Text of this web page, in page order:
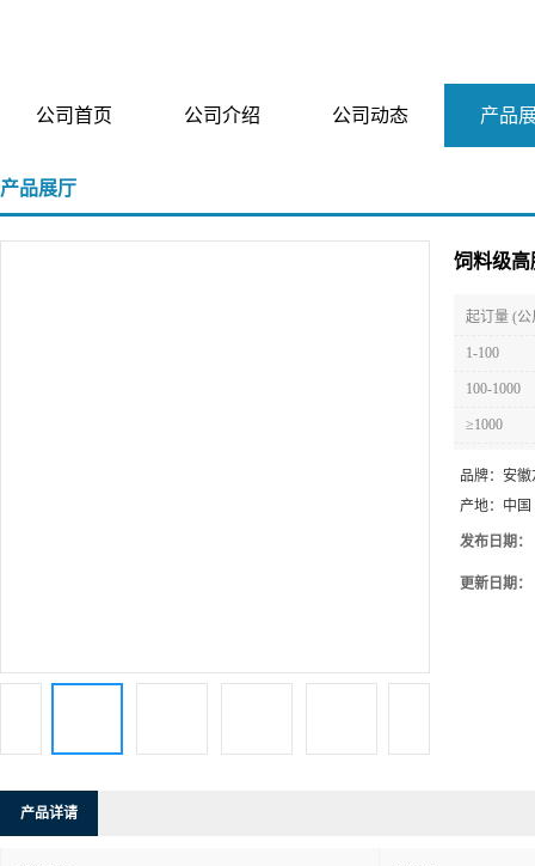
公司首页 公司介绍 公司动态 产品
产品展厅
饲料级
起订量 (公
1-100
100-1000
≥1000
品牌： 安徽
产地： 中国
发布日期：
更新日期：
产品详请